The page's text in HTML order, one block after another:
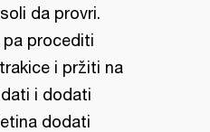
da provri.
pa procediti
i pržiti na
i dodati
dodati